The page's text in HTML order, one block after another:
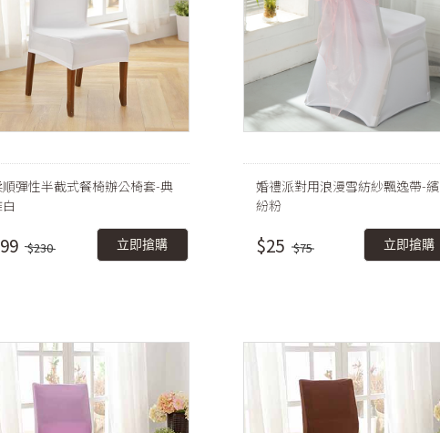
彈性半截式餐椅辦公椅套-典
$230 立即搶購
婚禮派對用浪漫雪紡紗飄逸帶-繽
紛粉
$25 $75 立即搶購